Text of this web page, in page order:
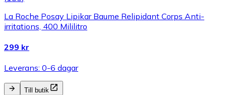
La Roche Posay Lipikar Baume Relipidant Corps Anti-
irritations, 400 Mililitro
299 kr
Leverans: 0-6 dagar
Till butik